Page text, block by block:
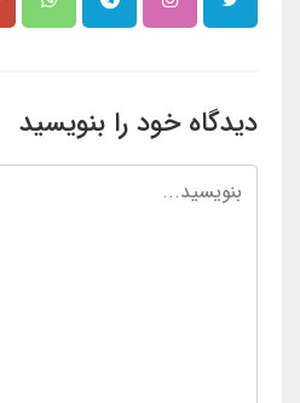
دیدگاه خود را بنویسید